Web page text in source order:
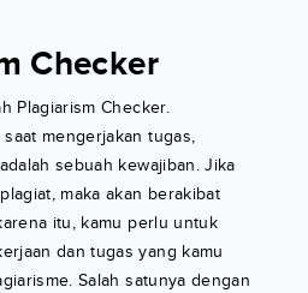
Checker
Plagiarism Checker.
mengerjakan tugas,
sebuah kewajiban. Jika
maka akan berakibat
itu, kamu perlu untuk
dan tugas yang kamu
Salah satunya dengan